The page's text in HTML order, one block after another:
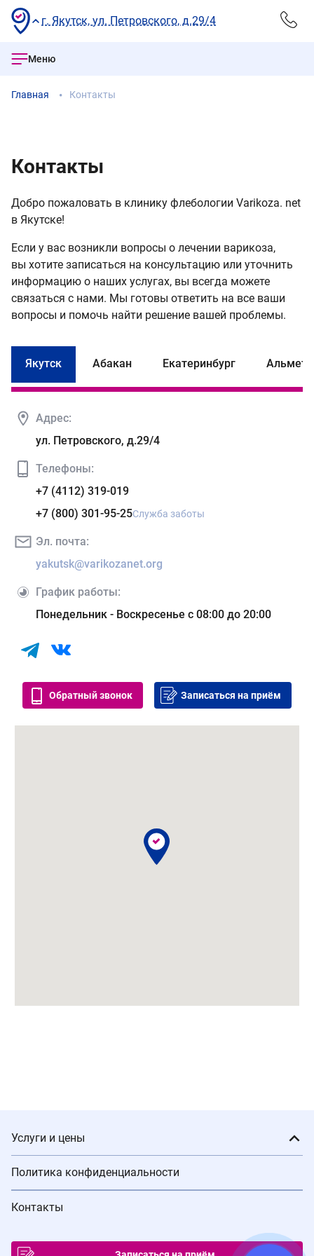
г. Якутск, ул. Петровского, д.29/4
Меню
Главная Контакты
Контакты
Добро пожаловать в клинику флебологии Varikoza. net
в Якутске!
Если у вас возникли вопросы о лечении варикоза,
вы хотите записаться на консультацию или уточнить
информацию о наших услугах, вы всегда можете
связаться с нами. Мы готовы ответить на все ваши
вопросы и помочь найти решение вашей проблемы.
Якутск Абакан Екатеринбург
Адрес:
ул. Петровского, д.29/4
Телефоны:
+7 (4112) 319-019
+7 (800) 301-95-25Служба заботы
Эл. почта:
yakutsk@varikozanet.org
График работы:
Понедельник - Воскресенье с 08:00 до 20:00
Обратный звонок Записаться на приём
Услуги и цены
Политика конфиденциальности
Контакты